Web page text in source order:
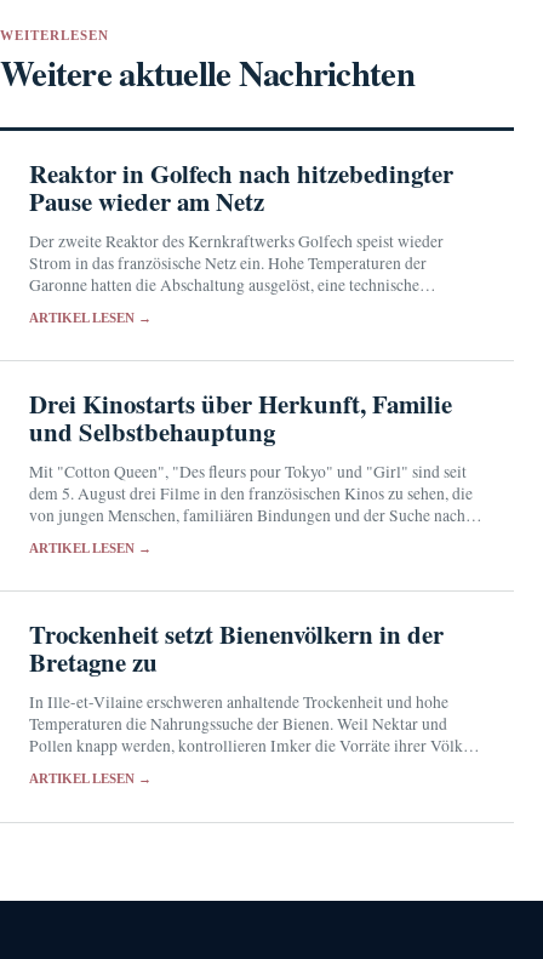
WEITERLESEN
Weitere aktuelle Nachrichten
Reaktor in Golfech nach hitzebedingter
Pause wieder am Netz
Der zweite Reaktor des Kernkraftwerks Golfech speist wieder
Strom in das französische Netz ein. Hohe Temperaturen der
Garonne hatten die Abschaltung ausgelöst, eine technische
ARTIKEL LESEN →
Drei Kinostarts über Herkunft, Familie
und Selbstbehauptung
Mit "Cotton Queen", "Des fleurs pour Tokyo" und "Girl" sind seit
dem 5. August drei Filme in den französischen Kinos zu sehen, die
von jungen Menschen, familiären Bindungen und der Suche nach
ARTIKEL LESEN →
Trockenheit setzt Bienenvölkern in der
Bretagne zu
In Ille-et-Vilaine erschweren anhaltende Trockenheit und hohe
Temperaturen die Nahrungssuche der Bienen. Weil Nektar und
Pollen knapp werden, kontrollieren Imker die Vorräte ihrer Völker
ARTIKEL LESEN →